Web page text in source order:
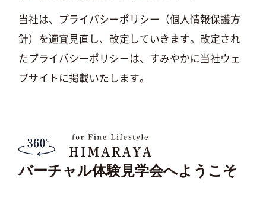
当社は、プライバシーポリシー（個人情報保護方
針）を適宜見直し、改定していきます。改定され
たプライバシーポリシーは、すみやかに当社ウェ
ブサイトに掲載いたします。
バーチャル体験見学会へようこそ